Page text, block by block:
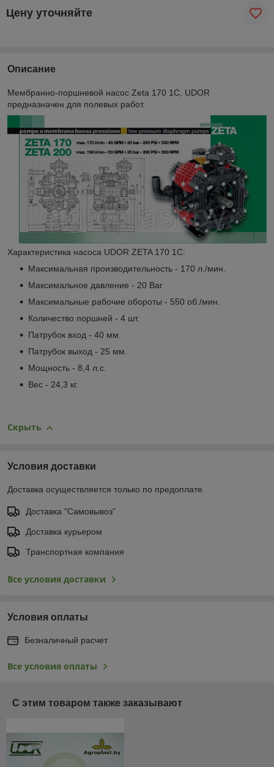
Цену уточняйте
Описание
Мембранно-поршневой насос Zeta 170 1C, UDOR
предназначен для полевых работ.
Характеристика насоса UDOR ZETA 170 1C:
Максимальная производительность - 170 л./мин.
Максимальное давление - 20 Bar
Максимальные рабочие обороты - 550 об./мин.
Количество поршней - 4 шт.
Патрубок вход - 40 мм.
Патрубок выход - 25 мм.
Мощность - 8,4 л.с.
Вес - 24,3 кг.
Скрыть
Условия доставки
Доставка осуществляется только по предоплате.
Доставка "Самовывоз"
Доставка курьером
Транспортная компания
Все условия доставки
Условия оплаты
Безналичный расчет
Все условия оплаты
С этим товаром также заказывают